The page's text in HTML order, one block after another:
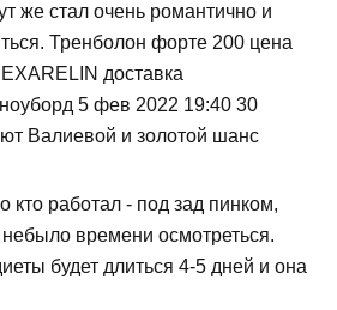
же стал очень романтично и
Тренболон форте 200 цена
доставка
5 фев 2022 19:40 30
Валиевой и золотой шанс
кто работал - под зад пинком,
небыло времени осмотреться.
будет длиться 4-5 дней и она